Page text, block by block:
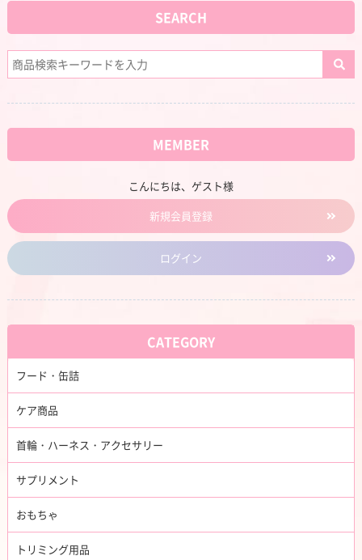
SEARCH
MEMBER
こんにちは、ゲスト様
新規会員登録
ログイン
CATEGORY
フード・缶詰
ケア商品
首輪・ハーネス・アクセサリー
サプリメント
おもちゃ
トリミング用品